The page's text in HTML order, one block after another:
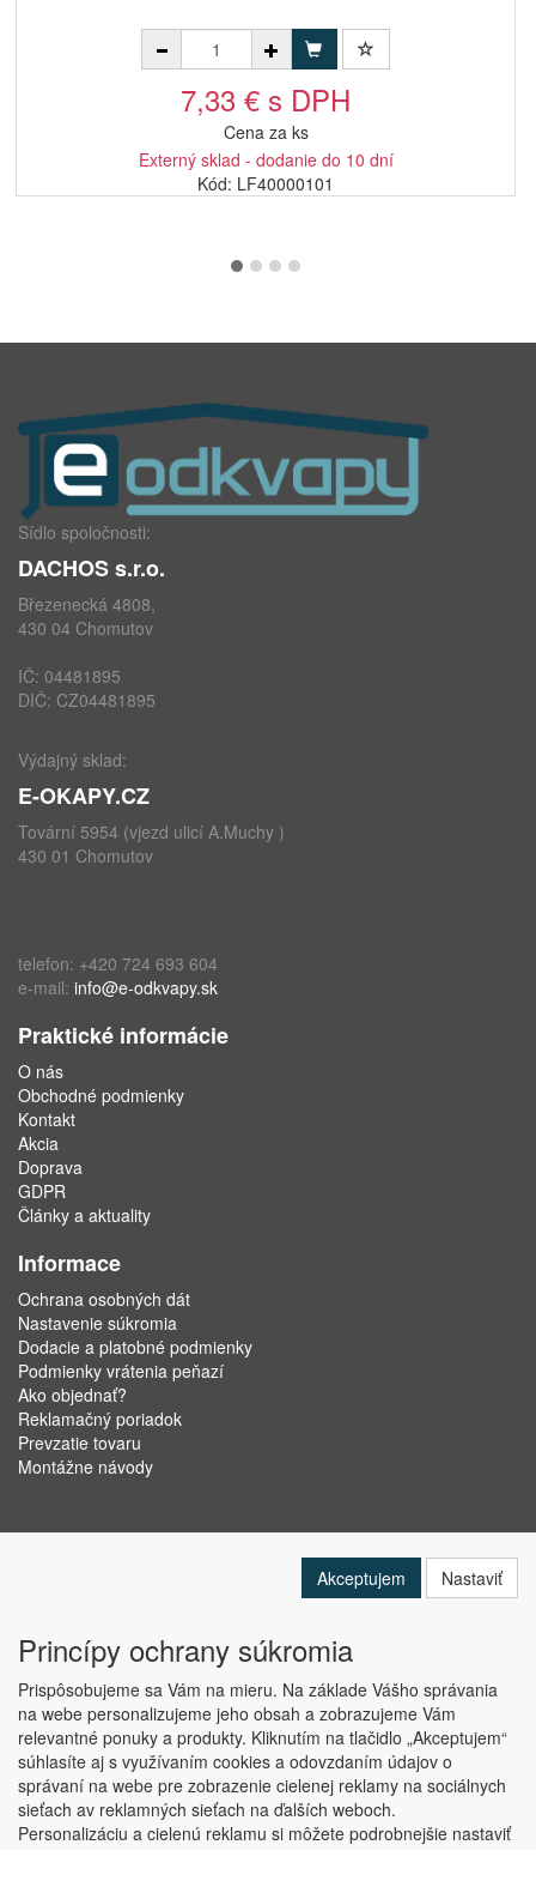
7,33 € s DPH
Cena za ks
Externý sklad - dodanie do 10 dní
Kód: LF40000101
Sídlo spoločnosti:
DACHOS s.r.o.
Březenecká 4808,
430 04 Chomutov
IČ: 04481895
DIČ: CZ04481895
Výdajný sklad:
E-OKAPY.CZ
Tovární 5954 (vjezd ulicí A.Muchy )
430 01 Chomutov
telefon: +420 724 693 604
e-mail: info@e-odkvapy.sk
Praktické informácie
O nás
Obchodné podmienky
Kontakt
Akcia
Doprava
GDPR
Články a aktuality
Informace
Ochrana osobných dát
Nastavenie súkromia
Dodacie a platobné podmienky
Podmienky vrátenia peňazí
Ako objednať?
Reklamačný poriadok
Prevzatie tovaru
Montážne návody
Copyright © ABRA Software a.s. 2019
Akceptujem Nastaviť
Princípy ochrany súkromia
Prispôsobujeme sa Vám na mieru. Na základe Vášho správania
na webe personalizujeme jeho obsah a zobrazujeme Vám
relevantné ponuky a produkty. Kliknutím na tlačidlo „Akceptujem“
súhlasíte aj s využívaním cookies a odovzdaním údajov o
správaní na webe pre zobrazenie cielenej reklamy na sociálnych
sieťach av reklamných sieťach na ďalších weboch.
Personalizáciu a cielenú reklamu si môžete podrobnejšie nastaviť